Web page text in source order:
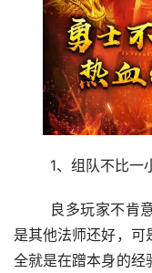
1、组队不比一
是其他法师还好，可
全就是在蹭本身的经